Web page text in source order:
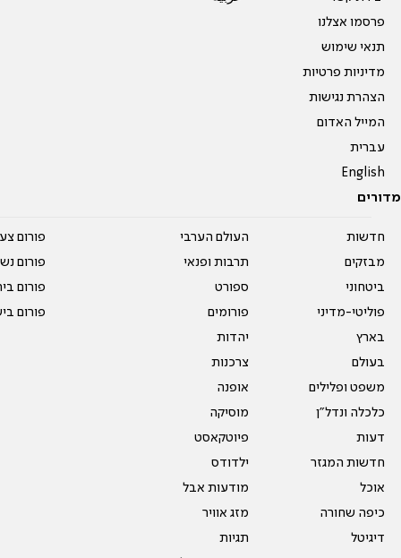
פרסמו אצלנו
תנאי שימוש
מדיניות פרטיות
הצהרת נגישות
המייל האדום
עברית
English
מדורים
חדשות
מבזקים
ביטחוני
פוליטי-מדיני
בארץ
בעולם
משפט ופלילים
כלכלה ונדל"ן
דעות
חדשות המגזר
אוכל
כיפה שחורה
דיגיטל
העולם הערבי
תרבות ופנאי
ספורט
פורומים
יהדות
צרכנות
אופנה
מוסיקה
פיוטקאסט
ילדודס
מודעות אבל
מזג אוויר
תגיות
פורום
פורום
פורום
פורום